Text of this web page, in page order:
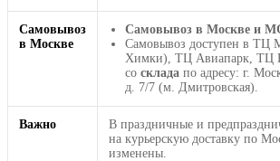
Самовывоз
в Москве
Самовывоз в Москве и
Самовывоз доступен в ТЦ
Химки), ТЦ Авиапарк, ТЦ
со склада по адресу: г.
д. 7/7 (м. Дмитровская).
Важно
В праздничные и
на курьерскую доставку по
изменены.